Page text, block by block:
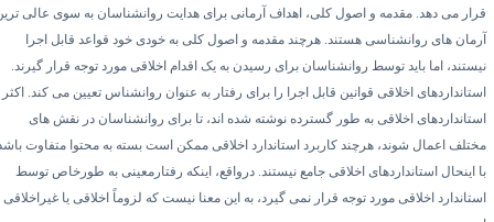
می دهد. مقدمه و اصول کلی، اهداف آرمانی برای هدایت روانشناسان به سوی عالی ترین
های روانشناسی هستند. هرچند مقدمه و اصول کلی به خودی خود قواعد قابل اجرا
اما باید توسط روانشناسان برای رسیدن به یک اقدام اخلاقی مورد توجه قرار گیرند.
اخلاقی قوانین قابل اجرا را برای رفتار به عنوان روانشناس تعیین می کند. اکثر
اخلاقی به طور گسترده نوشته شده اند، تا برای روانشناسان در نقش های
اعمال شوند، هرچند کاربرد استاندارد اخلاقی ممکن است بسته به محتوا متفاوت باشد
اینحال استانداردهای اخلاقی جامع نیستند. درواقع، اینکه رفتارمعینی به طورخاص توسط
اخلاقی مورد توجه قرار نمی گیرد، به این معنا نیست که لزوماً اخلاقی یا غیراخلاقی